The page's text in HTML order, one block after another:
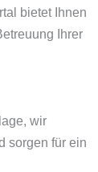
bietet Ihnen
Ihrer
wir
sorgen für ein